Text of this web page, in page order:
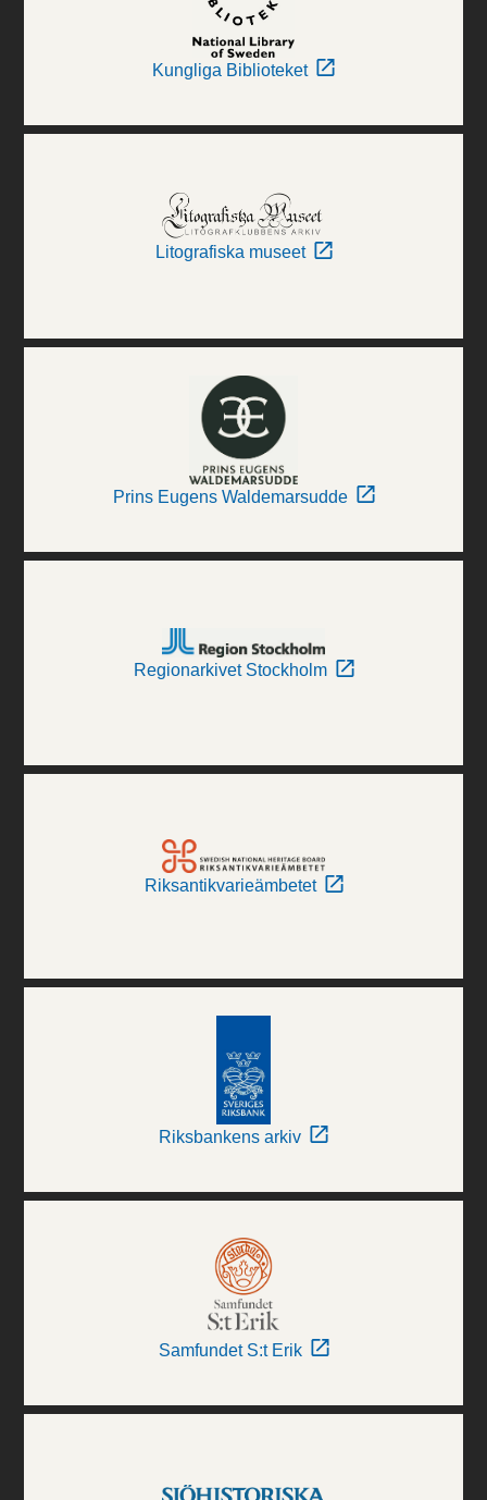
Kungliga Biblioteket
Litografiska museet
Prins Eugens Waldemarsudde
Regionarkivet Stockholm
Riksantikvarieämbetet
Riksbankens arkiv
Samfundet S:t Erik